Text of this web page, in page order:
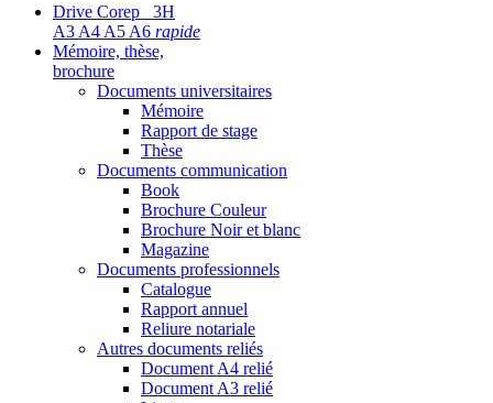
Drive Corep 3H
A3 A4 A5 A6 rapide
Mémoire, thèse,
brochure
Documents universitaires
Mémoire
Rapport de stage
Thèse
Documents communication
Book
Brochure Couleur
Brochure Noir et blanc
Magazine
Documents professionnels
Catalogue
Rapport annuel
Reliure notariale
Autres documents reliés
Document A4 relié
Document A3 relié